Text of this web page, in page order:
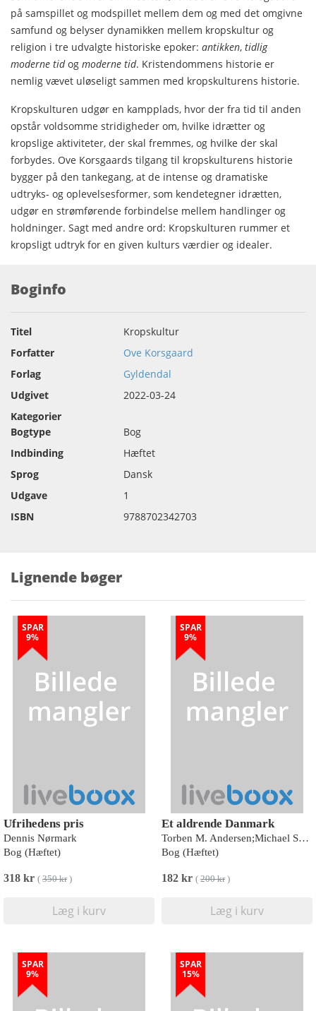
på samspillet og modspillet mellem dem og med det omgivne
samfund og belyser dynamikken mellem kropskultur og
religion i tre udvalgte historiske epoker: antikken, tidlig
moderne tidog moderne tid. Kristendommens historie er
nemlig vævet uløseligt sammen med kropskulturens historie.
Kropskulturen udgør en kampplads, hvor der fra tid til anden
opstår voldsomme stridigheder om, hvilke idrætter og
kropslige aktiviteter, der skal fremmes, og hvilke der skal
forbydes. Ove Korsgaards tilgang til kropskulturens historie
bygger på den tankegang, at de intense og dramatiske
udtryks- og oplevelsesformer, som kendetegner idrætten,
udgør en strømførende forbindelse mellem handlinger og
holdninger. Sagt med andre ord: Kropskulturen rummer et
kropsligt udtryk for en given kulturs værdier og idealer.
Boginfo
Titel
Kropskultur
Forfatter
Ove Korsgaard
Forlag
Gyldendal
Udgivet
2022-03-24
Kategorier
Bogtype
Bog
Indbinding
Hæftet
Sprog
Dansk
Udgave
1
ISBN
9788702342703
Lignende bøger
SPAR
9%
Ufrihedens pris
Dennis Nørmark
Bog (Hæftet)
318 kr ( 350 kr)
Læg i kurv
SPAR
9%
Et aldrende Danmark
Torben M. Andersen;Michael Svarrer;Tine Rostgaard;Jan Rose Skaksen
Bog (Hæftet)
182 kr ( 200 kr)
Læg i kurv
SPAR
9%
SPAR
15%